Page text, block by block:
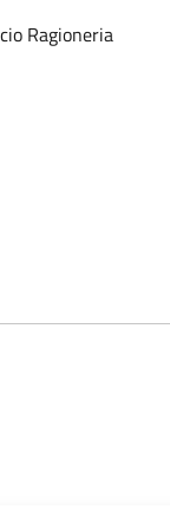
Ragioneria